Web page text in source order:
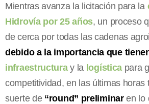
Mientras avanza la licitación para la
Hidrovía por 25 años, un proceso
de cerca por todas las cadenas
debido a la importancia que
infraestructuray la logística para
competitividad, en las últimas horas
suerte de“round” preliminaren lo